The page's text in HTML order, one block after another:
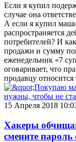
Если я купил
случае она
А если я купил
распространяется
потребителей? И
продажи и сумму
еженедельник «7
оговаривает, что
продавцу
15 Апреля 2018
Хакеры
смените пароль